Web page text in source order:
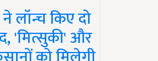
लॉन्च किए दो
'मित्सुकी' और